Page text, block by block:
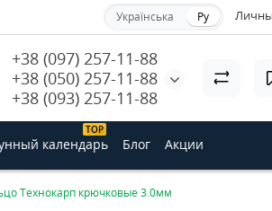
Українська Ру
+38 (097) 257-11-88
+38 (050) 257-11-88
+38 (093) 257-11-88
ТОP
календарь Блог Акции
Технокарп крючковые 3.0мм